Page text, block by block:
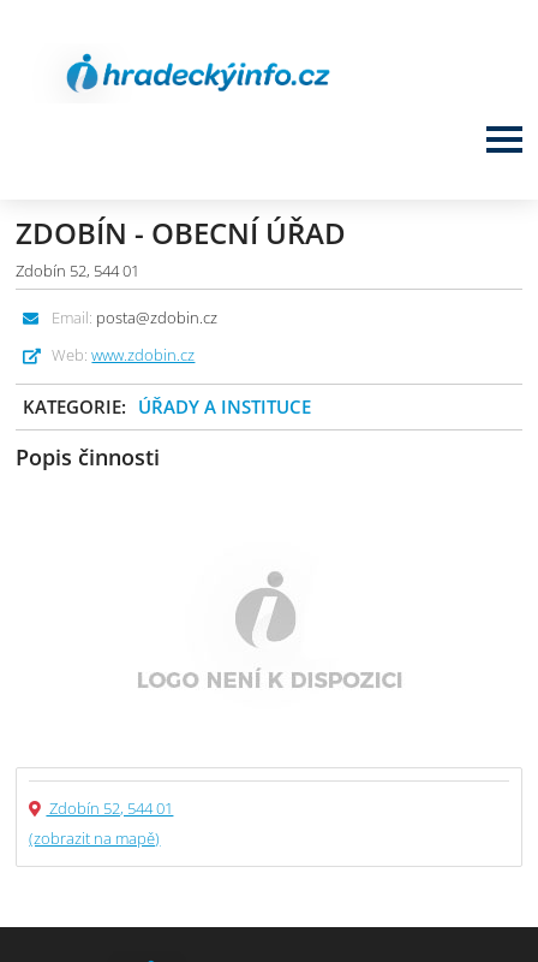
ZDOBÍN - OBECNÍ ÚŘAD
Zdobín 52, 544 01
Email: posta@zdobin.cz
Web: www.zdobin.cz
KATEGORIE: ÚŘADY A INSTITUCE
Popis činnosti
Zdobín 52, 544 01
(zobrazit na mapě)